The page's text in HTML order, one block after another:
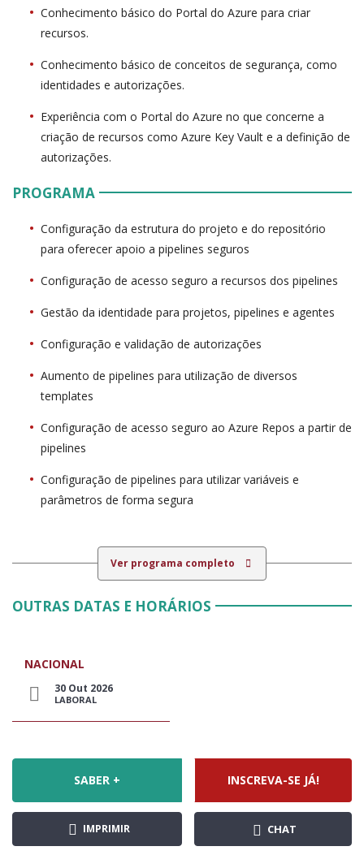
Conhecimento básico do Portal do Azure para criar
recursos.
Conhecimento básico de conceitos de segurança, como
identidades e autorizações.
Experiência com o Portal do Azure no que concerne a
criação de recursos como Azure Key Vault e a definição de
autorizações.
PROGRAMA
Configuração da estrutura do projeto e do repositório
para oferecer apoio a pipelines seguros
Configuração de acesso seguro a recursos dos pipelines
Gestão da identidade para projetos, pipelines e agentes
Configuração e validação de autorizações
Aumento de pipelines para utilização de diversos
templates
Configuração de acesso seguro ao Azure Repos a partir de
pipelines
Configuração de pipelines para utilizar variáveis e
parâmetros de forma segura
Ver programa completo
OUTRAS DATAS E HORÁRIOS
NACIONAL
30 Out 2026
LABORAL
SABER + INSCREVA-SE JÁ!
IMPRIMIR CHAT